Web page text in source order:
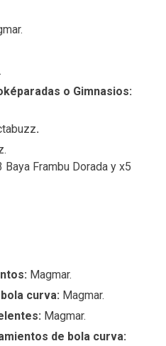
o Gimnasios:
.
Baya Frambu Dorada y x5
Magmar.
curva: Magmar.
Magmar.
de bola curva: